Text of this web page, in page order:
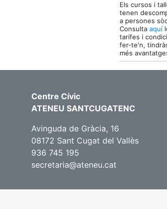
Els cursos i
tenen
a persones
Consulta aquí
tarifes i
fer-te'n,
més
Centre Cívic
ATENEU SANTCUGATENC
Avinguda de Gràcia, 16
08172 Sant Cugat del Vallès
936 745 195
secretaria@ateneu.cat